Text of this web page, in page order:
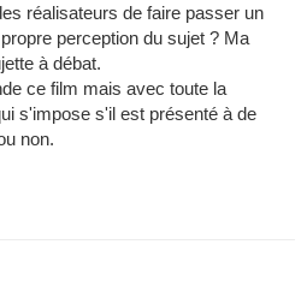
réalisateurs de faire passer un
perception du sujet ? Ma
à débat.
ce film mais avec toute la
s'impose s'il est présenté à de
non.